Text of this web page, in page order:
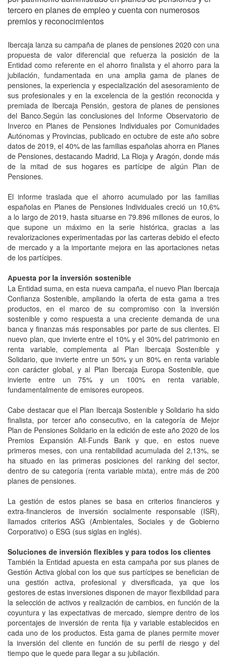
tercero en planes de empleo y cuenta con numerosos
premios y reconocimientos
Ibercaja lanza su campaña de planes de pensiones 2020 con una
propuesta de valor diferencial que refuerza la posición de la
Entidad como referente en el ahorro finalista y el ahorro para la
jubilación, fundamentada en una amplia gama de planes de
pensiones, la experiencia y especialización del asesoramiento de
sus profesionales y en la excelencia de la gestión reconocida y
premiada de Ibercaja Pensión, gestora de planes de pensiones
del Banco.Según las conclusiones del Informe Observatorio de
Inverco en Planes de Pensiones Individuales por Comunidades
Autónomas y Provincias, publicado en octubre de este año sobre
datos de 2019, el 40% de las familias españolas ahorra en Planes
de Pensiones, destacando Madrid, La Rioja y Aragón, donde más
de la mitad de sus hogares es partícipe de algún Plan de
Pensiones.
El informe traslada que el ahorro acumulado por las familias
españolas en Planes de Pensiones Individuales creció un 10,6%
a lo largo de 2019, hasta situarse en 79.896 millones de euros, lo
que supone un máximo en la serie histórica, gracias a las
revalorizaciones experimentadas por las carteras debido el efecto
de mercado y a la importante mejora en las aportaciones netas
de los partícipes.
Apuesta por la inversión sostenible
La Entidad suma, en esta nueva campaña, el nuevo Plan Ibercaja
Confianza Sostenible, ampliando la oferta de esta gama a tres
productos, en el marco de su compromiso con la inversión
sostenible y como respuesta a una creciente demanda de una
banca y finanzas más responsables por parte de sus clientes. El
nuevo plan, que invierte entre el 10% y el 30% del patrimonio en
renta variable, complementa al Plan Ibercaja Sostenible y
Solidario, que invierte entre un 50% y un 80% en renta variable
con carácter global, y al Plan Ibercaja Europa Sostenible, que
invierte entre un 75% y un 100% en renta variable,
fundamentalmente de emisores europeos.
Cabe destacar que el Plan Ibercaja Sostenible y Solidario ha sido
finalista, por tercer año consecutivo, en la categoría de Mejor
Plan de Pensiones Solidario en la edición de este año 2020 de los
Premios Expansión All-Funds Bank y que, en estos nueve
primeros meses, con una rentabilidad acumulada del 2,13%, se
ha situado en las primeras posiciones del ranking del sector,
dentro de su categoría (renta variable mixta), entre más de 200
planes de pensiones.
La gestión de estos planes se basa en criterios financieros y
extra-financieros de inversión socialmente responsable (ISR),
llamados criterios ASG (Ambientales, Sociales y de Gobierno
Corporativo) o ESG (sus siglas en inglés).
Soluciones de inversión flexibles y para todos los clientes
También la Entidad apuesta en esta campaña por sus planes de
Gestión Activa global con los que sus partícipes se benefician de
una gestión activa, profesional y diversificada, ya que los
gestores de estas inversiones disponen de mayor flexibilidad para
la selección de activos y realización de cambios, en función de la
coyuntura y las expectativas de mercado, siempre dentro de los
porcentajes de inversión de renta fija y variable establecidos en
cada uno de los productos. Esta gama de planes permite mover
la inversión del cliente en función de su perfil de riesgo y del
tiempo que le quede para llegar a su jubilación.